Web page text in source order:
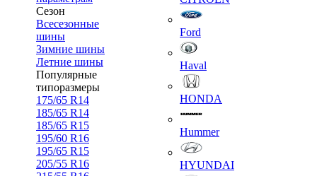
Сезон
Всесезонные
шины
Зимние шины
Летние шины
Популярные
типоразмеры
175/65 R14
185/65 R14
185/65 R15
195/60 R16
195/65 R15
205/55 R16
Ford
Haval
HONDA
Hummer
HYUNDAI